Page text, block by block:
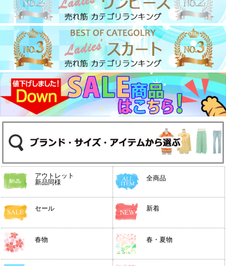
アウトレット
新品同様
全商品
セール 新着
春物 春・夏物